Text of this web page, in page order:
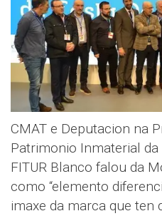
CMAT e Deputacion na
Patrimonio Inmaterial
FITUR Blanco falou da
como “elemento
imaxe da marca que ten